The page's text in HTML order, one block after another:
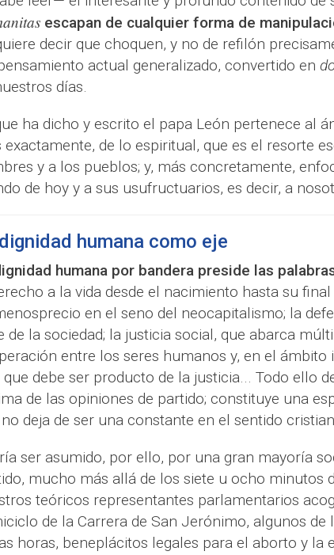
escapan de cualquier forma de
decir que choquen, y no de refilón
actual generalizado, convertido en
días.
ha dicho y escrito el papa León pertenece al
exactamente, de lo espiritual, que es el resorte
y a los pueblos; y, más concretamente,
de hoy y a sus usufructuarios, es decir, a
humana como eje
humana por bandera preside las
a la vida desde el nacimiento hasta su
en el seno del neocapitalismo; la
de la sociedad; la justicia social, que abarca
entre los seres humanos y, en el
que debe ser producto de la justicia... Todo ello
de las opiniones de partido; constituye una
deja de ser una constante en el sentido
ser asumido, por ello, por una gran mayoría
mucho más allá de los siete u ocho minutos
teóricos representantes parlamentarios
de la Carrera de San Jerónimo, algunos de
horas, beneplácitos legales para el aborto y la